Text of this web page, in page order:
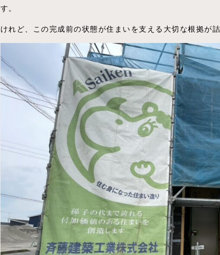
す。
けれど、この完成前の状態が住まいを支える大切な根拠が